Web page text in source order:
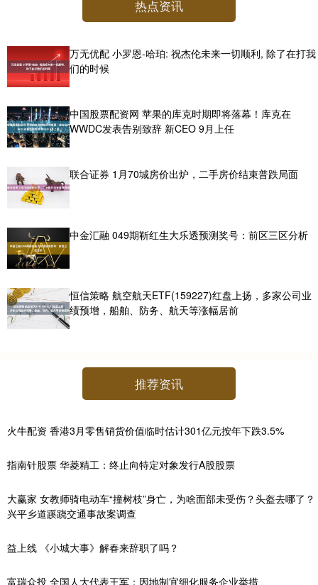
热点资讯
万无优配 小罗恩-哈珀: 祝杰伦未来一切顺利, 除了在打我
们的时候
中国股票配资网 苹果的库克时期即将落幕！库克在
WWDC发表告别致辞 新CEO 9月上任
联合证券 1月70城房价出炉，二手房价结束普跌局面
中金汇融 049期靳红生大乐透预测奖号：前区三区分析
恒信策略 航空航天ETF(159227)红盘上扬，多家公司业
绩预增，船舶、防务、航天等涨幅居前
推荐资讯
火牛配资 香港3月零售销货价值临时估计301亿元按年下跌3.5%
指南针股票 华菱精工：终止向特定对象发行A股股票
大赢家 女教师骑电动车“撞树枝”身亡，为啥面部未受伤？头盔去哪了？
兴平乡道蹊跷交通事故案调查
益上线 《小城大事》解春来辞职了吗？
富瑞众投 全国人大代表王军：因地制宜细化服务企业举措